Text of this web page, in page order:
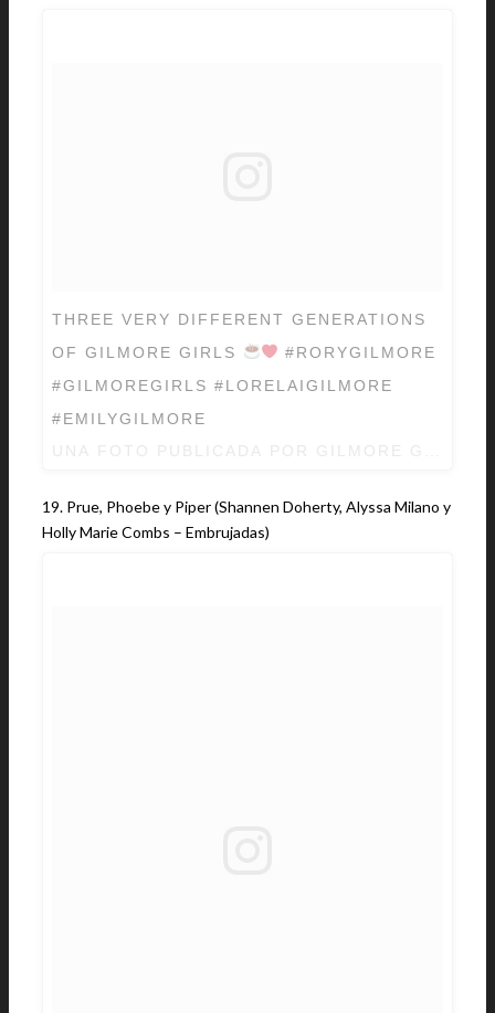
THREE VERY DIFFERENT GENERATIONS
OF GILMORE GIRLS
#RORYGILMORE
#GILMOREGIRLS #LORELAIGILMORE
#EMILYGILMORE
19. Prue, Phoebe y Piper (Shannen Doherty, Alyssa Milano y
Holly Marie Combs – Embrujadas)